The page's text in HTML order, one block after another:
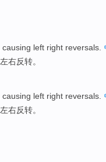
causing left right reversals
左右反转。
causing left right reversals
左右反转。